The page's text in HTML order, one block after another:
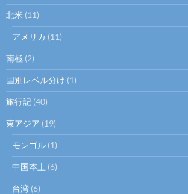
北米 (11)
アメリカ (11)
南極 (2)
国別レベル分け (1)
旅行記 (40)
東アジア (19)
モンゴル (1)
中国本土 (6)
台湾 (6)